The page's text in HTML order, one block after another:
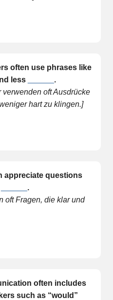
often use phrases like
less
.
oft Ausdrücke
hart zu klingen.]
appreciate questions
.
oft Fragen, die klar und
often includes
such as “would”